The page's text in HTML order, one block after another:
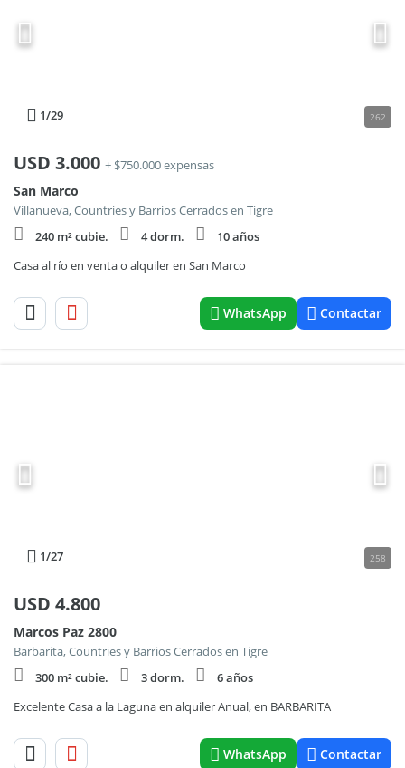
1/29 262
USD 3.000 + $750.000 expensas
San Marco
Villanueva, Countries y Barrios Cerrados en Tigre
240 m² cubie.
4 dorm.
10 años
Casa al río en venta o alquiler en San Marco
WhatsApp Contactar
1/27 258
USD 4.800
Marcos Paz 2800
Barbarita, Countries y Barrios Cerrados en Tigre
300 m² cubie.
3 dorm.
6 años
Excelente Casa a la Laguna en alquiler Anual, en BARBARITA
WhatsApp Contactar